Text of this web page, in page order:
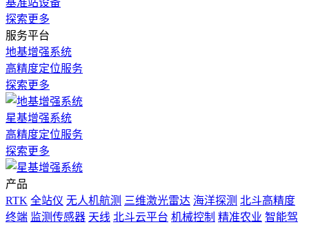
基准站设备
探索更多
服务平台
地基增强系统
高精度定位服务
探索更多
星基增强系统
高精度定位服务
探索更多
产品
RTK 全站仪 无人机航测 三维激光雷达 海洋探测 北斗高精度
终端 监测传感器 天线 北斗云平台 机械控制 精准农业 智能驾